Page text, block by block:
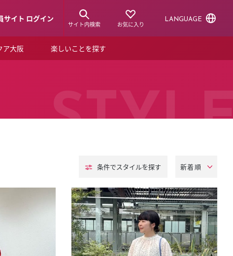
サイト ログイン
サイト内検索 お気に入り
LANGUAGE
ア大阪
ブ
きたい方）
で働きたい
楽しいことを探す
ショップニュース
ルクアスタイル
条件でスタイルを探す